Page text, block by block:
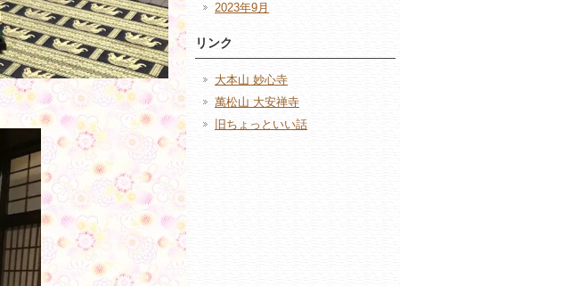
2023年9月
リンク
大本山 妙心寺
萬松山 大安禅寺
旧ちょっといい話